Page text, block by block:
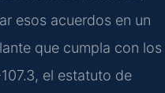
esos acuerdos en un
que cumpla con los
, el estatuto de